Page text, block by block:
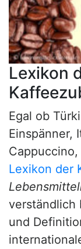
Lexikon
Egal ob
Einspänner,
Lexikon der
verständlich
und